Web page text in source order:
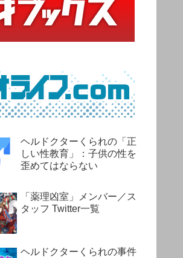
ヘルドクターくられの「正
しい性教育」：子供の性を
歪めてはならない
「薬理凶室」メンバー／ス
タッフ Twitter一覧
ヘルドクターくられの事件